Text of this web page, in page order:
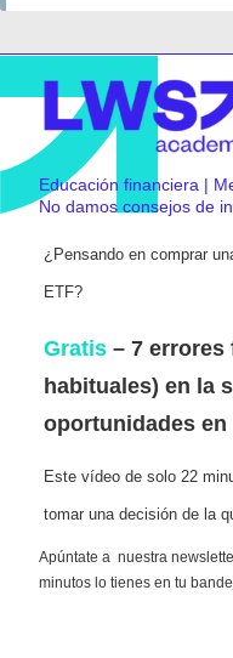
Educación financiera |
No damos consejos de
¿Pensando en comprar
ETF?
Gratis – 7 errores
habituales) en la
oportunidades en
Este vídeo de solo 22
tomar una decisión de la
Apúntate a nuestra
minutos lo tienes en tu